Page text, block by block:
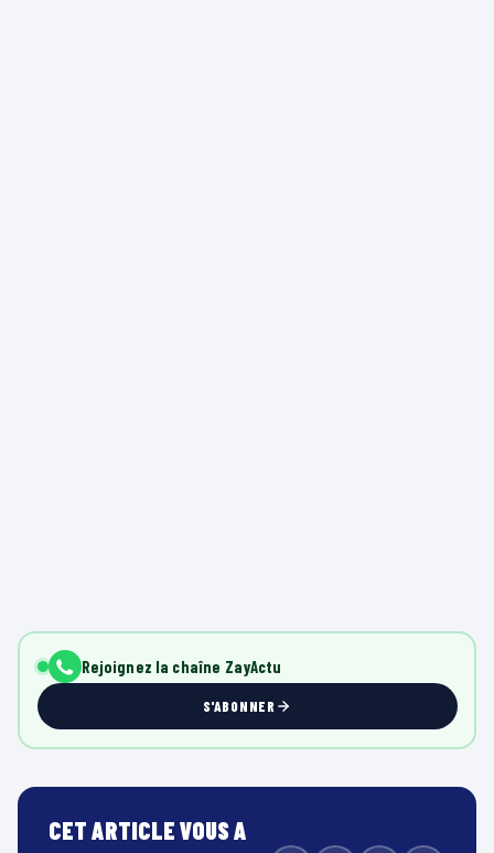
Rejoignez la chaîne ZayActu
S'ABONNER
CET ARTICLE VOUS A